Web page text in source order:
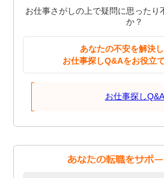
お仕事さがしの上で疑問に思ったり
か？
あなたの不安を解決し
お仕事探しQ&Aをお役立
お仕事探しQ&A